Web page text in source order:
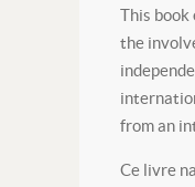
This
the
from an
Ce livre